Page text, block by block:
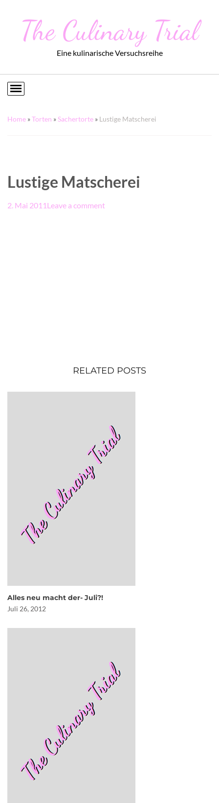
The Culinary Trial
Eine kulinarische Versuchsreihe
Home »Torten »Sachertorte » Lustige Matscherei
Lustige Matscherei
2. Mai 2011 Leave a comment
RELATED POSTS
Alles neu macht der- Juli?!
Juli 26, 2012